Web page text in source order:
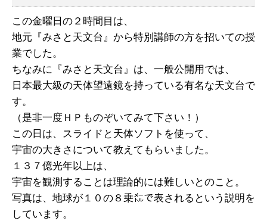
この金曜日の２時間目は、
地元『みさと天文台』から特別講師の方を招いての授
業でした。
ちなみに『みさと天文台』は、一般公開用では、
日本最大級の天体望遠鏡を持っている有名な天文台で
す。
（是非一度ＨＰものぞいてみて下さい！）
この日は、スライドと天体ソフトを使って、
宇宙の大きさについて教えてもらいました。
１３７億光年以上は、
宇宙を観測することは理論的には難しいとのこと。
写真は、地球が１０の８乗㍍で表されるという説明を
しています。